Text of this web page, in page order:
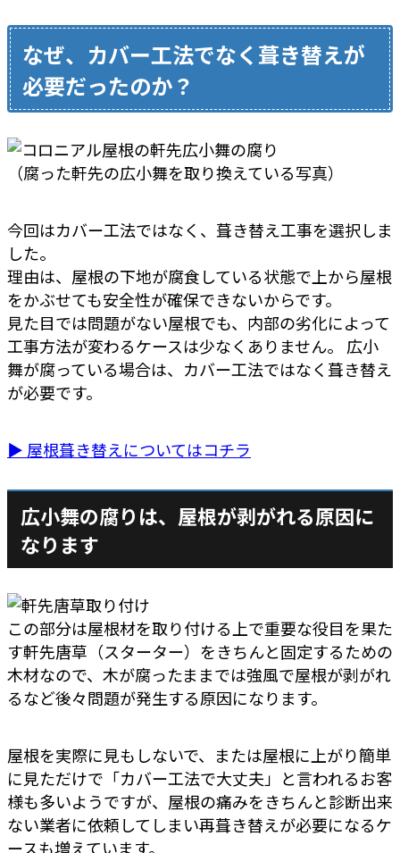
なぜ、カバー工法でなく葺き替えが
必要だったのか？
（腐った軒先の広小舞を取り換えている写真）
今回はカバー工法ではなく、葺き替え工事を選択しま
した。
理由は、屋根の下地が腐食している状態で上から屋根
をかぶせても安全性が確保できないからです。
見た目では問題がない屋根でも、内部の劣化によって
工事方法が変わるケースは少なくありません。 広小
舞が腐っている場合は、カバー工法ではなく葺き替え
が必要です。
▶ 屋根葺き替えについてはコチラ
広小舞の腐りは、屋根が剥がれる原因に
なります
この部分は屋根材を取り付ける上で重要な役目を果た
す軒先唐草（スターター）をきちんと固定するための
木材なので、木が腐ったままでは強風で屋根が剥がれ
るなど後々問題が発生する原因になります。
屋根を実際に見もしないで、または屋根に上がり簡単
に見ただけで「カバー工法で大丈夫」と言われるお客
様も多いようですが、屋根の痛みをきちんと診断出来
ない業者に依頼してしまい再葺き替えが必要になるケ
ースも増えています。